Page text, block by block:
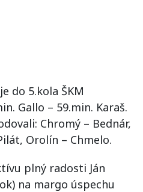
do 5.kola ŠKM
Gallo – 59.min. Karaš.
Chromý – Bednár,
Orolín – Chmelo.
plný radosti Ján
na margo úspechu